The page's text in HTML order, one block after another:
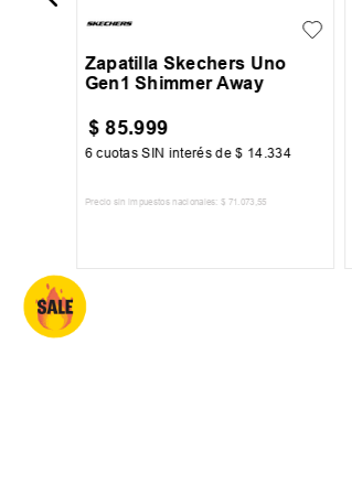
Zapatilla Skechers Uno
Gen1 Shimmer Away
$ 85.999
6 cuotas SIN interés de$ 14 .334
Precio sin impuestos nacionales: $ 71 .073 ,55